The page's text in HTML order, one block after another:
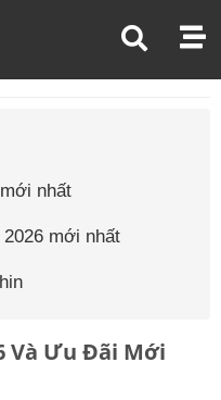
nhất
mới nhất
Và Ưu Đãi Mới